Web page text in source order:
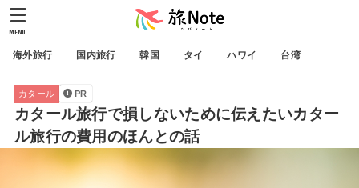
海外旅行 国内旅行 韓国 タイ ハワイ 台湾
MENU
カタール PR
カタール旅行で損しないために伝えたいカター
ル旅行の費用のほんとの話